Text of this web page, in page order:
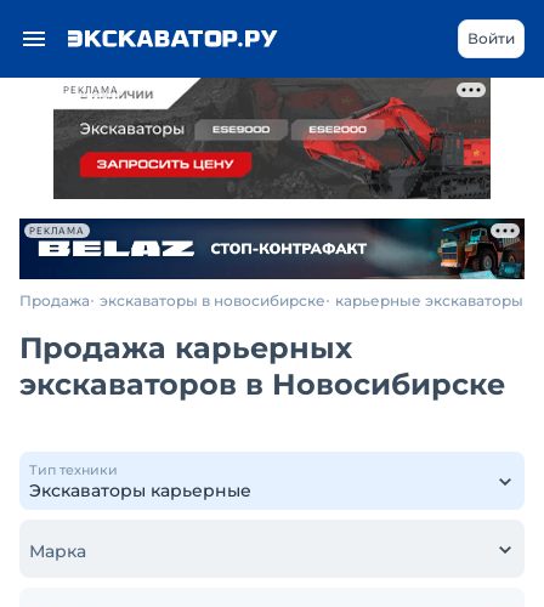
РЕКЛАМА
Войти
РЕКЛАМА
Продажа экскаваторы в новосибирске карьерные экскаваторы
Продажа карьерных
экскаваторов в Новосибирске
Тип техники
Марка